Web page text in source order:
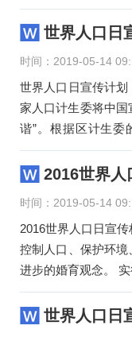
滴！2、为世界人
世界人口日
时间：2019-05-14
世界人口日宣传计
家人口计生委将中国
谐”。根据区计生委
动。一
2016世界人
时间：2019-05-14
2016世界人口日宣传标语汇总 2016世界人
控制人口、保护环境
进步的婚育观念。
世界人口日